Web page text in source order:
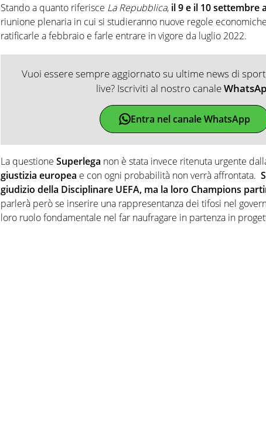
Stando a quanto riferisce La Repubblica, il 9 e il 10 settembre
riunione plenaria in cui si studieranno nuove regole
ratificarle a febbraio e farle entrare in vigore da luglio 2022.
Vuoi essere sempre aggiornato su ultime news di
live? Iscriviti al nostro canale
Entra nel canale WhatsApp
La questione Superlega non è stata invece ritenuta urgente
giustizia europea e con ogni probabilità non verrà affrontata.
giudizio della Disciplinare UEFA, ma la loro Champions
parlerà però se inserire una rappresentanza dei tifosi nel
loro ruolo fondamentale nel far naufragare in partenza in